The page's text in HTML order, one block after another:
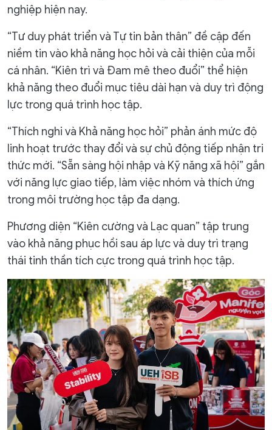
nghiệp hiện nay.
“Tư duy phát triển và Tự tin bản thân” đề cập đến
niềm tin vào khả năng học hỏi và cải thiện của mỗi
cá nhân. “Kiên trì và Đam mê theo đuổi” thể hiện
khả năng theo đuổi mục tiêu dài hạn và duy trì động
lực trong quá trình học tập.
“Thích nghi và Khả năng học hỏi” phản ánh mức độ
linh hoạt trước thay đổi và sự chủ động tiếp nhận tri
thức mới. “Sẵn sàng hội nhập và Kỹ năng xã hội” gắn
với năng lực giao tiếp, làm việc nhóm và thích ứng
trong môi trường học tập đa dạng.
Phương diện “Kiên cường và Lạc quan” tập trung
vào khả năng phục hồi sau áp lực và duy trì trạng
thái tinh thần tích cực trong quá trình học tập.